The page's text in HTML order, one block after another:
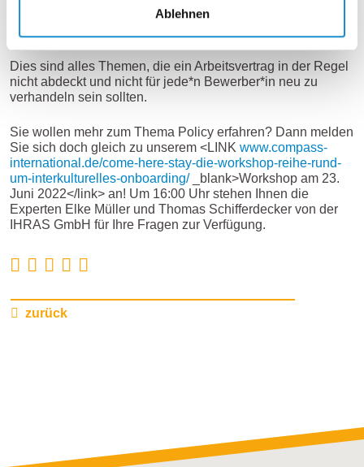
Ablehnen
Wann wird die Familie unterstützt und mit welchen
Dies sind alles Themen, die ein Arbeitsvertrag in der Regel
nicht abdeckt und nicht für jede*n Bewerber*in neu zu
verhandeln sein sollten.
Sie wollen mehr zum Thema Policy erfahren? Dann melden
Sie sich doch gleich zu unserem <LINK www.compass-
international.de/come-here-stay-die-workshop-reihe-rund-
um-interkulturelles-onboarding/_blank>Workshop am 23.
Juni 2022</link> an! Um 16:00 Uhr stehen Ihnen die
Experten Elke Müller und Thomas Schifferdecker von der
IHRAS GmbH für Ihre Fragen zur Verfügung.
zurück